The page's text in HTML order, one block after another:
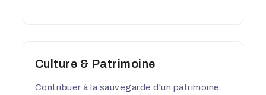
Culture & Patrimoine
Contribuer à la sauvegarde d'un patrimoine